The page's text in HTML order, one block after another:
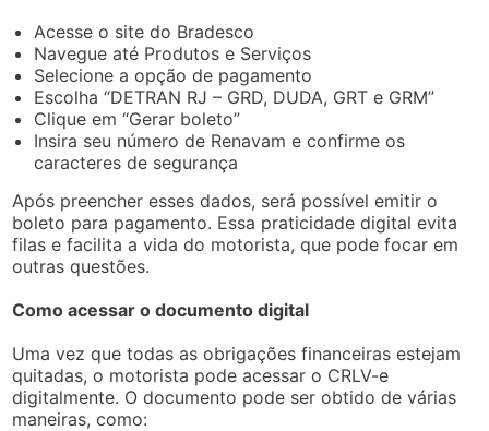
Acesse o site do Bradesco
Navegue até Produtos e Serviços
Selecione a opção de pagamento
Escolha “DETRAN RJ – GRD, DUDA, GRT e GRM”
Clique em “Gerar boleto”
Insira seu número de Renavam e confirme os
caracteres de segurança
Após preencher esses dados, será possível emitir o
boleto para pagamento. Essa praticidade digital evita
filas e facilita a vida do motorista, que pode focar em
outras questões.
Como acessar o documento digital
Uma vez que todas as obrigações financeiras estejam
quitadas, o motorista pode acessar o CRLV-e
digitalmente. O documento pode ser obtido de várias
maneiras, como: